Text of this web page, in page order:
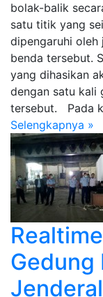
bolak-balik
satu titik yang
dipengaruhi oleh
benda tersebut.
yang dihasikan
dengan satu kali
tersebut. Pada
Selengkapnya »
Gedung